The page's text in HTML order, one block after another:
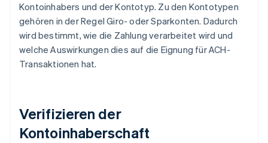
Kontoinhabers und der Kontotyp. Zu den Kontotypen
gehören in der Regel Giro- oder Sparkonten. Dadurch
wird bestimmt, wie die Zahlung verarbeitet wird und
welche Auswirkungen dies auf die Eignung für ACH-
Transaktionen hat.
Verifizieren der
Kontoinhaberschaft